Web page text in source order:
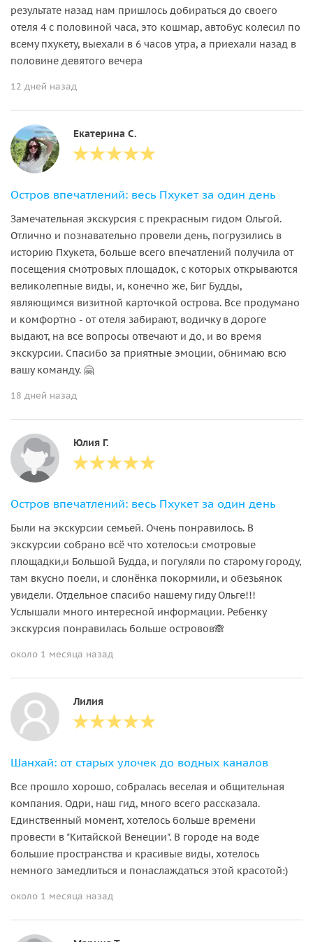
результате назад нам пришлось добираться до своего
отеля 4 с половиной часа, это кошмар, автобус колесил по
всему пхукету, выехали в 6 часов утра, а приехали назад в
половине девятого вечера
12 дней назад
Екатерина С.
Остров впечатлений: весь Пхукет за один день
Замечательная экскурсия с прекрасным гидом Ольгой.
Отлично и познавательно провели день, погрузились в
историю Пхукета, больше всего впечатлений получила от
посещения смотровых площадок, с которых открываются
великолепные виды, и, конечно же, Биг Будды,
являющимся визитной карточкой острова. Все продумано
и комфортно - от отеля забирают, водичку в дороге
выдают, на все вопросы отвечают и до, и во время
экскурсии. Спасибо за приятные эмоции, обнимаю всю
вашу команду. 🤗
18 дней назад
Юлия Г.
Остров впечатлений: весь Пхукет за один день
Были на экскурсии семьей. Очень понравилось. В
экскурсии собрано всё что хотелось:и смотровые
площадки,и Большой Будда, и погуляли по старому городу,
там вкусно поели, и слонёнка покормили, и обезьянок
увидели. Отдельное спасибо нашему гиду Ольге!!!
Услышали много интересной информации. Ребенку
экскурсия понравилась больше островов🙈
около 1 месяца назад
Лилия
Шанхай: от старых улочек до водных каналов
Все прошло хорошо, собралась веселая и общительная
компания. Одри, наш гид, много всего рассказала.
Единственный момент, хотелось больше времени
провести в "Китайской Венеции". В городе на воде
большие пространства и красивые виды, хотелось
немного замедлиться и понаслаждаться этой красотой:)
около 1 месяца назад